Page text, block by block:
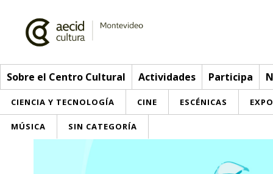
Sobre el Centro Cultural Actividades Participa
CIENCIA Y TECNOLOGÍA CINE ESCÉNICAS
MÚSICA SIN CATEGORÍA
Sobre el Centro Cultural